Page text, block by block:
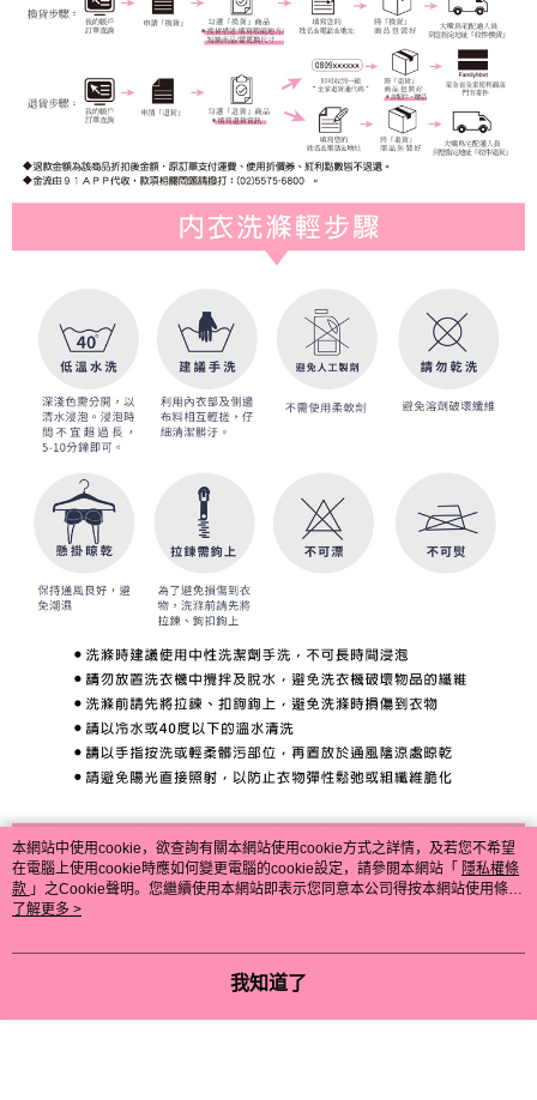
本網站中使用cookie，欲查詢有關本網站使用cookie方式之詳情，及若您不希望
在電腦上使用cookie時應如何變更電腦的cookie設定，請參閱本網站「 隱私權條
款 」之Cookie聲明。您繼續使用本網站即表示您同意本公司得按本網站使用條款
之Cookie聲明使用cookie。
了解更多 >
我知道了